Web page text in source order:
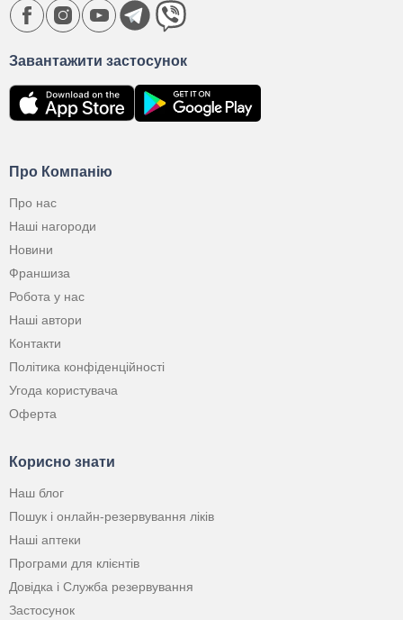
Про Компанію
Про нас
Наші нагороди
Новини
Франшиза
Робота у нас
Наші автори
Контакти
Політика конфіденційності
Угода користувача
Оферта
Корисно знати
Наш блог
Пошук і онлайн-резервування ліків
Наші аптеки
Програми для клієнтів
Довідка і Служба резервування
Застосунок
Завантажити застосунок